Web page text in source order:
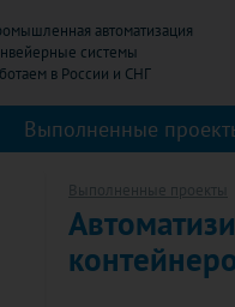
автоматизация
системы
Выполненные
Выполненные проекты